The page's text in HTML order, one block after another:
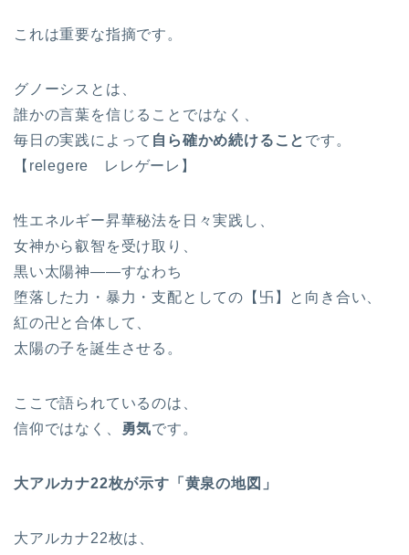
これは重要な指摘です。
グノーシスとは、
誰かの言葉を信じることではなく、
毎日の実践によって 自ら確かめ続けること です。
【relegere レレゲーレ】
性エネルギー昇華秘法を日々実践し、
女神から叡智を受け取り、
黒い太陽神――すなわち
堕落した力・暴力・支配としての【卐】と向き合い、
紅の卍と合体して、
太陽の子を誕生させる。
ここで語られているのは、
信仰ではなく、
勇気です。
大アルカナ22枚が示す「黄泉の地図」
大アルカナ22枚は、